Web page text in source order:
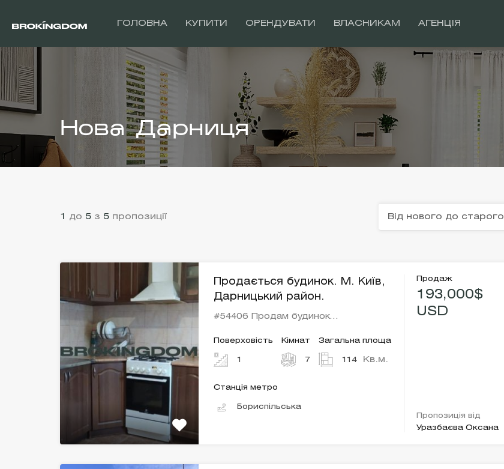
ГОЛОВНА КУПИТИ ОРЕНДУВАТИ ВЛАСНИКАМ АГЕНЦІЯ
Нова Дарниця
1 до 5 з 5 пропозиції Від нового до старого
Продається будинок. М. Київ,
Дарницький район.
#54406 Продам будинок…
Поверховість
1
Кімнат
7
Загальна площа
114 Кв.м.
Станція метро
Бориспільська
Продаж
193,000$
USD
Пропозиція від
Уразбаєва Оксана